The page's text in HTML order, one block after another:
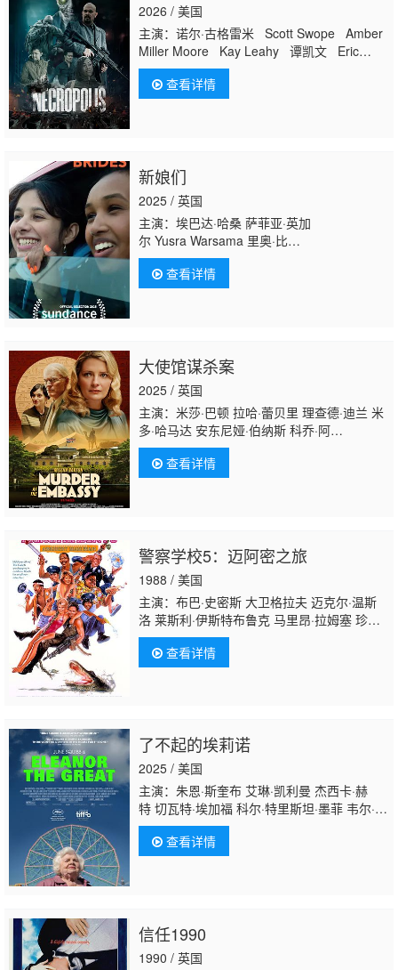
2026 / 美国
主演：诺尔·古格雷米 Scott Swope Amber
Miller Moore Kay Leahy 谭凯文 Eric
Martinez Tim Rook Kathryn Andrea
Chris Rhydings Renee Gelinas David
Norton Justin Sisk 杰森·阿伦·库克 吉娜·
查看详情
新娘们
2025 / 英国
主演：埃巴达·哈桑 萨菲亚·英加
尔 Yusra Warsama 里奥·比
尔 Kathryn Hanke Fiona Helen Armstrong
里·坎 塞姆雷·埃布齐
亚 Laura Dalgleish Sam Rhodes Muhammed
查看详情
大使馆谋杀案
2025 / 英国
主演：米莎·巴顿 拉哈·蕾贝里 理查德·迪兰 米
多·哈马达 安东尼娅·伯纳斯 科乔·阿
塔 Josh Burdett 尼克·哈里
斯 Kathryn McGarr Yassine Mkhichen
查看详情
警察学校5：迈阿密之旅
1988 / 美国
主演：布巴·史密斯 大卫格拉夫 迈克尔·温斯
洛 莱斯利·伊斯特布鲁克 马里昂·拉姆塞 珍妮
特·琼斯 兰斯·金赛 马特·麦考伊 G.W.拜利 乔
治·盖恩斯 勒内·奥贝尔若努瓦 乔治·R·罗伯
逊 Tab Thacker Archie Hahn 詹姆斯·汉普
里奥·奥斯卡·门乔索 Joni Siani Jeff Breslaue
查看详情
了不起的埃莉诺
2025 / 美国
主演：朱恩·斯奎布 艾琳·凯利曼 杰西卡·赫
特 切瓦特·埃加福 科尔·特里斯坦·墨菲 韦尔·普
莱斯 Michael Everett Johnson 莉亚·兰
朵 Greg Kaston 斯万米·萨姆派奥 斯蒂芬·辛
格 Rita Zohar Luis Castro de Leon 科尔·拉格
查看详情
信任1990
1990 / 英国